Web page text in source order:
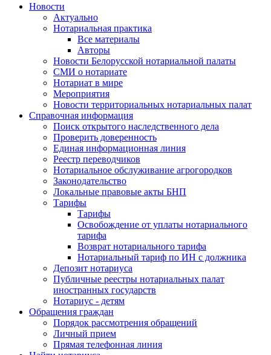
Новости
Актуально
Нотариальная практика
Все материалы
Авторы
Новости Белорусской нотариальной палаты
СМИ о нотариате
Нотариат в мире
Мероприятия
Новости территориальных нотариальных палат
Справочная информация
Поиск открытого наследственного дела
Проверить доверенность
Единая информационная линия
Реестр переводчиков
Нотариальное обслуживание агрогородков
Законодательство
Локальные правовые акты БНП
Тарифы
Тарифы
Освобождение от уплаты нотариального
тарифа
Возврат нотариального тарифа
Нотариальный тариф по ИН с должника
Депозит нотариуса
Публичные реестры нотариальных палат
иностранных государств
Нотариус - детям
Обращения граждан
Порядок рассмотрения обращений
Личный прием
Прямая телефонная линия